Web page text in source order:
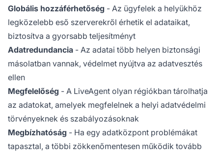
Globális hozzáférhetőség - Az ügyfelek a helyükhöz
legközelebb eső szerverekről érhetik el adataikat,
biztosítva a gyorsabb teljesítményt
Adatredundancia - Az adatai több helyen biztonsági
másolatban vannak, védelmet nyújtva az adatvesztés
ellen
Megfelelőség - A LiveAgent olyan régiókban tárolhatja
az adatokat, amelyek megfelelnek a helyi adatvédelmi
törvényeknek és szabályozásoknak
Megbízhatóság - Ha egy adatközpont problémákat
tapasztal, a többi zökkenőmentesen működik tovább